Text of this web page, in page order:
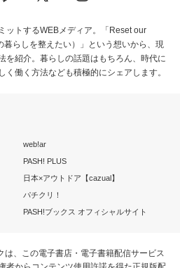
ットするWEBメディア。「Reset our
らしを整えたい）」という想いから、現
を紹介。暮らしの話題はもちろん、時代に
く働く方法なども積極的にシェアします。
web!ar
PASH! PLUS
日本×アウトドア【cazual】
パチクリ！
PASH!ブックス オフィシャルサイト
は、この電子書店・電子書籍配信サービス